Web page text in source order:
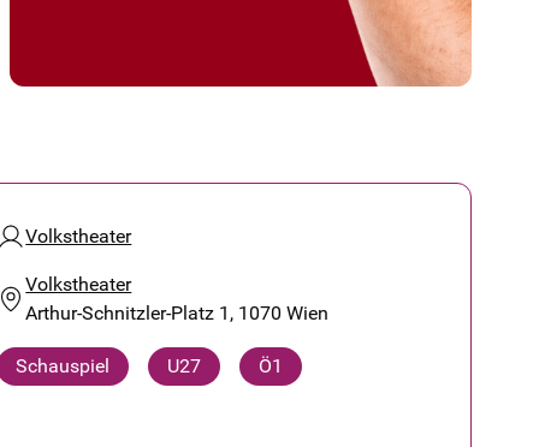
Volkstheater
Volkstheater
Arthur-Schnitzler-Platz 1, 1070 Wien
Schauspiel U27 Ö1